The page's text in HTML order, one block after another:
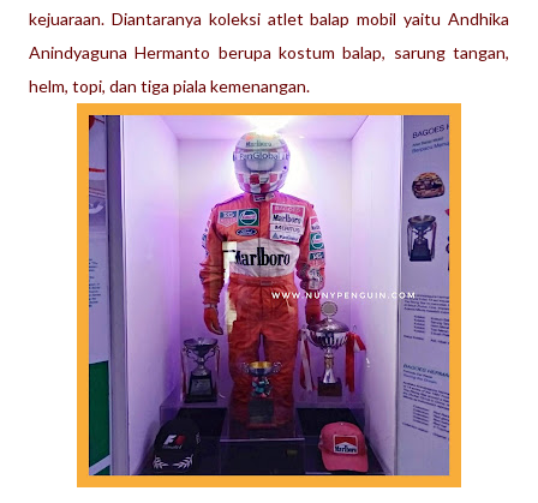
kejuaraan. Diantaranya koleksi atlet balap mobil yaitu Andhika
Anindyaguna Hermanto berupa kostum balap, sarung tangan,
helm, topi, dan tiga piala kemenangan.